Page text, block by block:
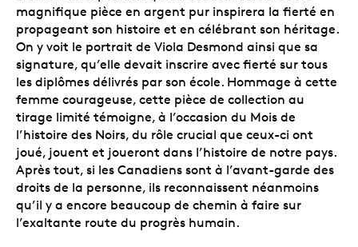
magnifique pièce en argent pur inspirera la fierté en
propageant son histoire et en célébrant son héritage.
On y voit le portrait de Viola Desmond ainsi que sa
signature, qu’elle devait inscrire avec fierté sur tous
les diplômes délivrés par son école. Hommage à cette
femme courageuse, cette pièce de collection au
tirage limité témoigne, à l’occasion du Mois de
l’histoire des Noirs, du rôle crucial que ceux-ci ont
joué, jouent et joueront dans l’histoire de notre pays.
Après tout, si les Canadiens sont à l’avant-garde des
droits de la personne, ils reconnaissent néanmoins
qu’il y a encore beaucoup de chemin à faire sur
l’exaltante route du progrès humain.